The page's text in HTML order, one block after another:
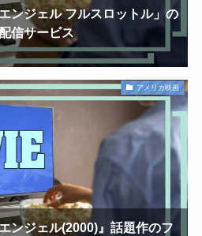
ンジェル フルスロットル」の
信サービス
アメリカ映画
ンジェル(2000)』話題作のフ